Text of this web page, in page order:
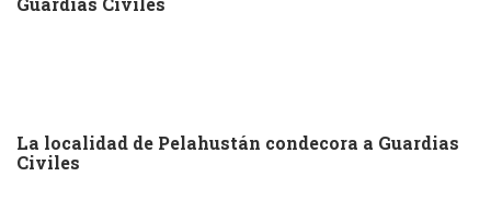
La localidad de Pelahustán condecora a Guardias
Civiles